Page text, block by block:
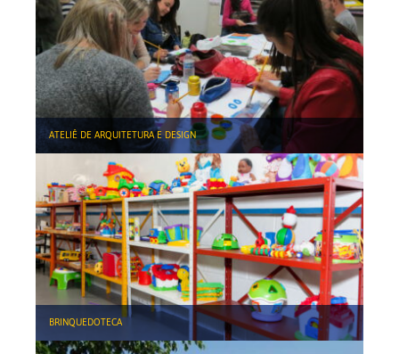
ATELIÊ DE ARQUITETURA E DESIGN
BRINQUEDOTECA